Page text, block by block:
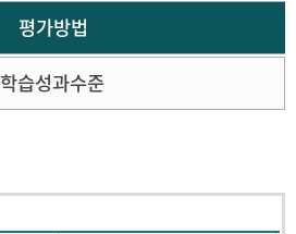
평가방법
학습성과수준